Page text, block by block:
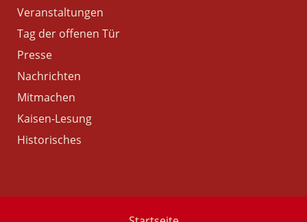
Veranstaltungen
Tag der offenen Tür
Presse
Nachrichten
Mitmachen
Kaisen-Lesung
Historisches